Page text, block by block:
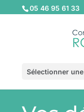
05 46 95 61 33
Sélectionner